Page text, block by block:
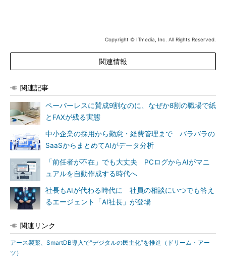
Copyright © ITmedia, Inc. All Rights Reserved.
関連情報
関連記事
ペーパーレスに賛成9割なのに、なぜか8割の職場で紙
とFAXが残る実態
中小企業の採用から勤怠・経費管理まで バラバラの
SaaSからまとめてAIがデータ分析
「前任者が不在」でも大丈夫 PCログからAIがマニ
ュアルを自動作成する時代へ
社長もAIが代わる時代に 社員の相談にいつでも答え
るエージェント「AI社長」が登場
関連リンク
アース製薬、SmartDB導入で“デジタルの民主化”を推進（ドリーム・アー
ツ）